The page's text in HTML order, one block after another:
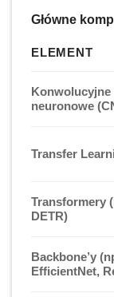
Główne
ELEMENT
Konwolucyjne
neuronowe
Transfer
Transformery
DETR)
Backbone’y
EfficientNet,